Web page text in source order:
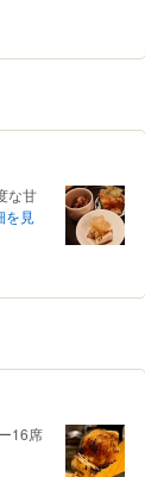
な甘
を見
16席